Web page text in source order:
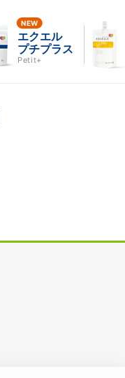
エクエル
プチプラス
Petit+